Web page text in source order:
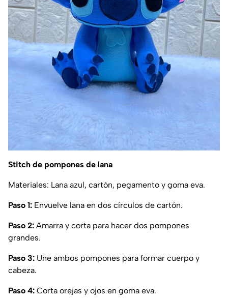
Stitch de pompones de lana
Materiales: Lana azul, cartón, pegamento y goma eva.
Paso 1: Envuelve lana en dos círculos de cartón.
Paso 2: Amarra y corta para hacer dos pompones
grandes.
Paso 3: Une ambos pompones para formar cuerpo y
cabeza.
Paso 4: Corta orejas y ojos en goma eva.